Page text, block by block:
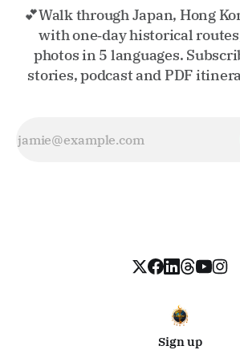
💕Walk through Japan, Hong
with one‑day historical
photos in 5 languages.
stories, podcast and PDF
Sign up